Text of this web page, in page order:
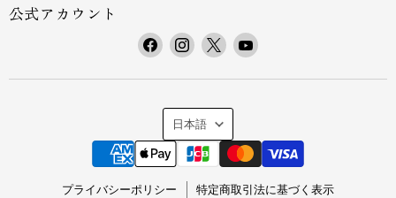
公式アカウント
F
c
o
o
I
s
a
g
r
X
見
て
く
Y
u
b
言
語
日本語
プライバシーポリシー 特定商取引法に基づく表示